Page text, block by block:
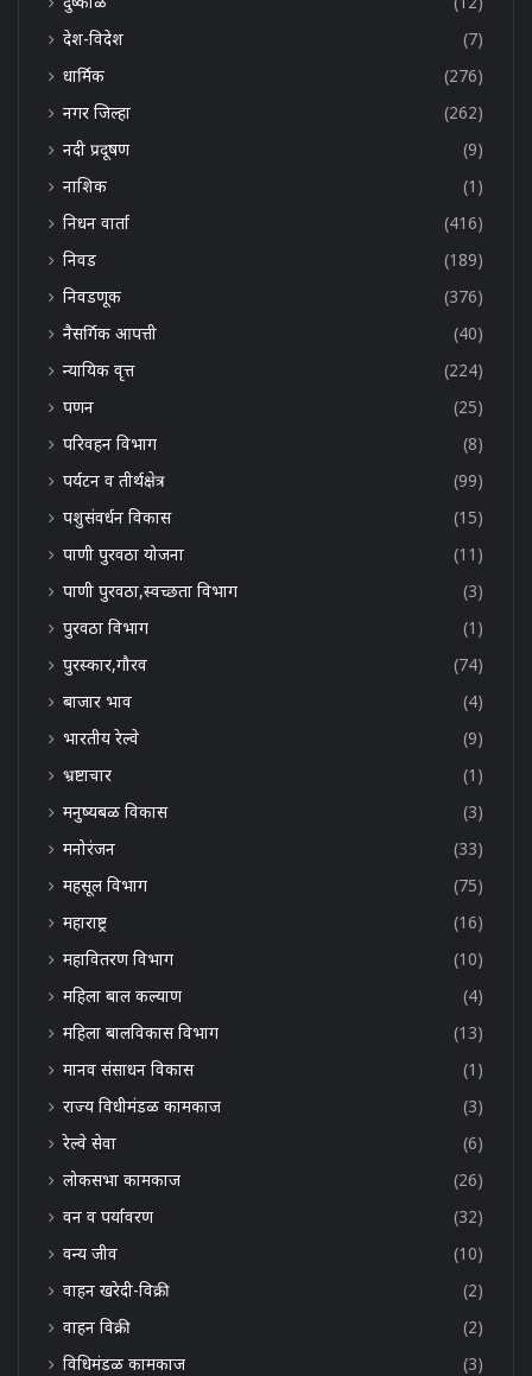
देश-विदेश
(7)
धार्मिक
(276)
नगर जिल्हा
(262)
नदी प्रदूषण
(9)
नाशिक
(1)
निधन वार्ता
(416)
निवड
(189)
निवडणूक
(376)
नैसर्गिक आपत्ती
(40)
न्यायिक वृत्त
(224)
पणन
(25)
परिवहन विभाग
(8)
पर्यटन व तीर्थक्षेत्र
(99)
पशुसंवर्धन विकास
(15)
पाणी पुरवठा योजना
(11)
पाणी पुरवठा,स्वच्छता विभाग
(3)
पुरवठा विभाग
(1)
पुरस्कार,गौरव
(74)
बाजार भाव
(4)
भारतीय रेल्वे
(9)
भ्रष्टाचार
(1)
मनुष्यबळ विकास
(3)
मनोरंजन
(33)
महसूल विभाग
(75)
महाराष्ट्र
(16)
महावितरण विभाग
(10)
महिला बाल कल्याण
(4)
महिला बालविकास विभाग
(13)
मानव संसाधन विकास
(1)
राज्य विधीमंडळ कामकाज
(3)
रेल्वे सेवा
(6)
लोकसभा कामकाज
(26)
वन व पर्यावरण
(32)
वन्य जीव
(10)
वाहन खरेदी-विक्री
(2)
वाहन विक्री
(2)
विधिमंडळ कामकाज
(3)